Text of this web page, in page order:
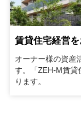
賃貸住宅経営
オーナー様の資産
す。
「ZEH-M賃
ります。